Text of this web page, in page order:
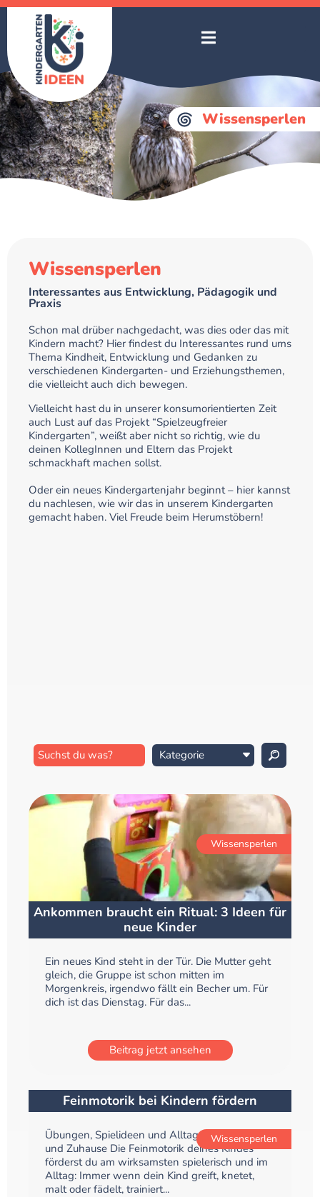
Wissensperlen
Wissensperlen
Interessantes aus Entwicklung, Pädagogik und
Praxis
Schon mal drüber nachgedacht, was dies oder das mit
Kindern macht? Hier findest du Interessantes rund ums
Thema Kindheit, Entwicklung und Gedanken zu
verschiedenen Kindergarten- und Erziehungsthemen,
die vielleicht auch dich bewegen.
Vielleicht hast du in unserer konsumorientierten Zeit
auch Lust auf das Projekt “Spielzeugfreier
Kindergarten”, weißt aber nicht so richtig, wie du
deinen KollegInnen und Eltern das Projekt
schmackhaft machen sollst.
Oder ein neues Kindergartenjahr beginnt – hier kannst
du nachlesen, wie wir das in unserem Kindergarten
gemacht haben. Viel Freude beim Herumstöbern!
Wissensperlen
Ankommen braucht ein Ritual: 3 Ideen für
neue Kinder
Ein neues Kind steht in der Tür. Die Mutter geht
gleich, die Gruppe ist schon mitten im
Morgenkreis, irgendwo fällt ein Becher um. Für
dich ist das Dienstag. Für das...
Beitrag jetzt ansehen
Wissensperlen
Feinmotorik bei Kindern fördern
Übungen, Spielideen und Alltagstipps für Kita
und Zuhause Die Feinmotorik deines Kindes
förderst du am wirksamsten spielerisch und im
Alltag: Immer wenn dein Kind greift, knetet,
malt oder fädelt, trainiert...